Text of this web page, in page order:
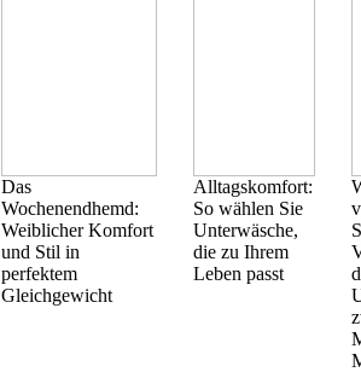
Das
Wochenendhemd:
Weiblicher Komfort
und Stil in
perfektem
Gleichgewicht
Alltagskomfort:
So wählen Sie
Unterwäsche,
die zu Ihrem
Leben passt